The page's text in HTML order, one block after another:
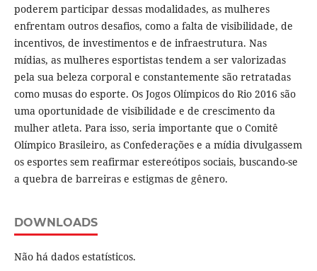
poderem participar dessas modalidades, as mulheres
enfrentam outros desafios, como a falta de visibilidade, de
incentivos, de investimentos e de infraestrutura. Nas
mídias, as mulheres esportistas tendem a ser valorizadas
pela sua beleza corporal e constantemente são retratadas
como musas do esporte. Os Jogos Olímpicos do Rio 2016 são
uma oportunidade de visibilidade e de crescimento da
mulher atleta. Para isso, seria importante que o Comitê
Olímpico Brasileiro, as Confederações e a mídia divulgassem
os esportes sem reafirmar estereótipos sociais, buscando-se
a quebra de barreiras e estigmas de gênero.
DOWNLOADS
Não há dados estatísticos.